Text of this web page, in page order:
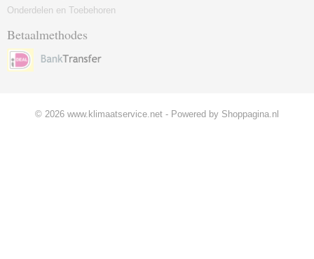
Onderdelen en Toebehoren
Betaalmethodes
© 2026 www.klimaatservice.net - Powered by Shoppagina.nl